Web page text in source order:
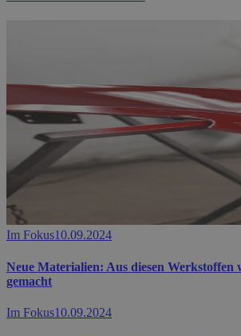
Im Fokus10.09.2024
Neue Materialien: Aus diesen
gemacht
Im Fokus10.09.2024